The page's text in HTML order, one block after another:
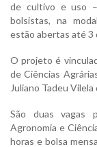
de cultivo e uso –
bolsistas, na
estão abertas até 3
O projeto é
de Ciências
Juliano Tadeu
São duas vagas
Agronomia e
horas e bolsa